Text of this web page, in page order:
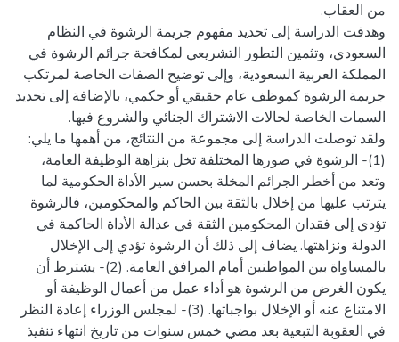
وهدفت الدراسة إلى تحديد مفهوم جريمة الرشوة في النظام
السعودي، وتثمين التطور التشريعي لمكافحة جرائم الرشوة في
المملكة العربية السعودية، وإلى توضيح الصفات الخاصة لمرتكب
جريمة الرشوة كموظف عام حقيقي أو حكمي، بالإضافة إلى تحديد
ولقد توصلت الدراسة إلى مجموعة من النتائج، من أهمها ما يلي:
(1)- الرشوة في صورها المختلفة تخل بنزاهة الوظيفة العامة،
وتعد من أخطر الجرائم المخلة بحسن سير الأداة الحكومية لما
يترتب عليها من إخلال بالثقة بين الحاكم والمحكومين، فالرشوة
تؤدي إلى فقدان المحكومين الثقة في عدالة الأداة الحاكمة في
الدولة ونزاهتها. يضاف إلى ذلك أن الرشوة تؤدي إلى الإخلال
بالمساواة بين المواطنين أمام المرافق العامة. (2)- يشترط أن
يكون الغرض من الرشوة هو أداء عمل من أعمال الوظيفة أو
الامتناع عنه أو الإخلال بواجباتها. (3)- لمجلس الوزراء إعادة النظر
في العقوبة التبعية بعد مضي خمس سنوات من تاريخ انتهاء تنفيذ